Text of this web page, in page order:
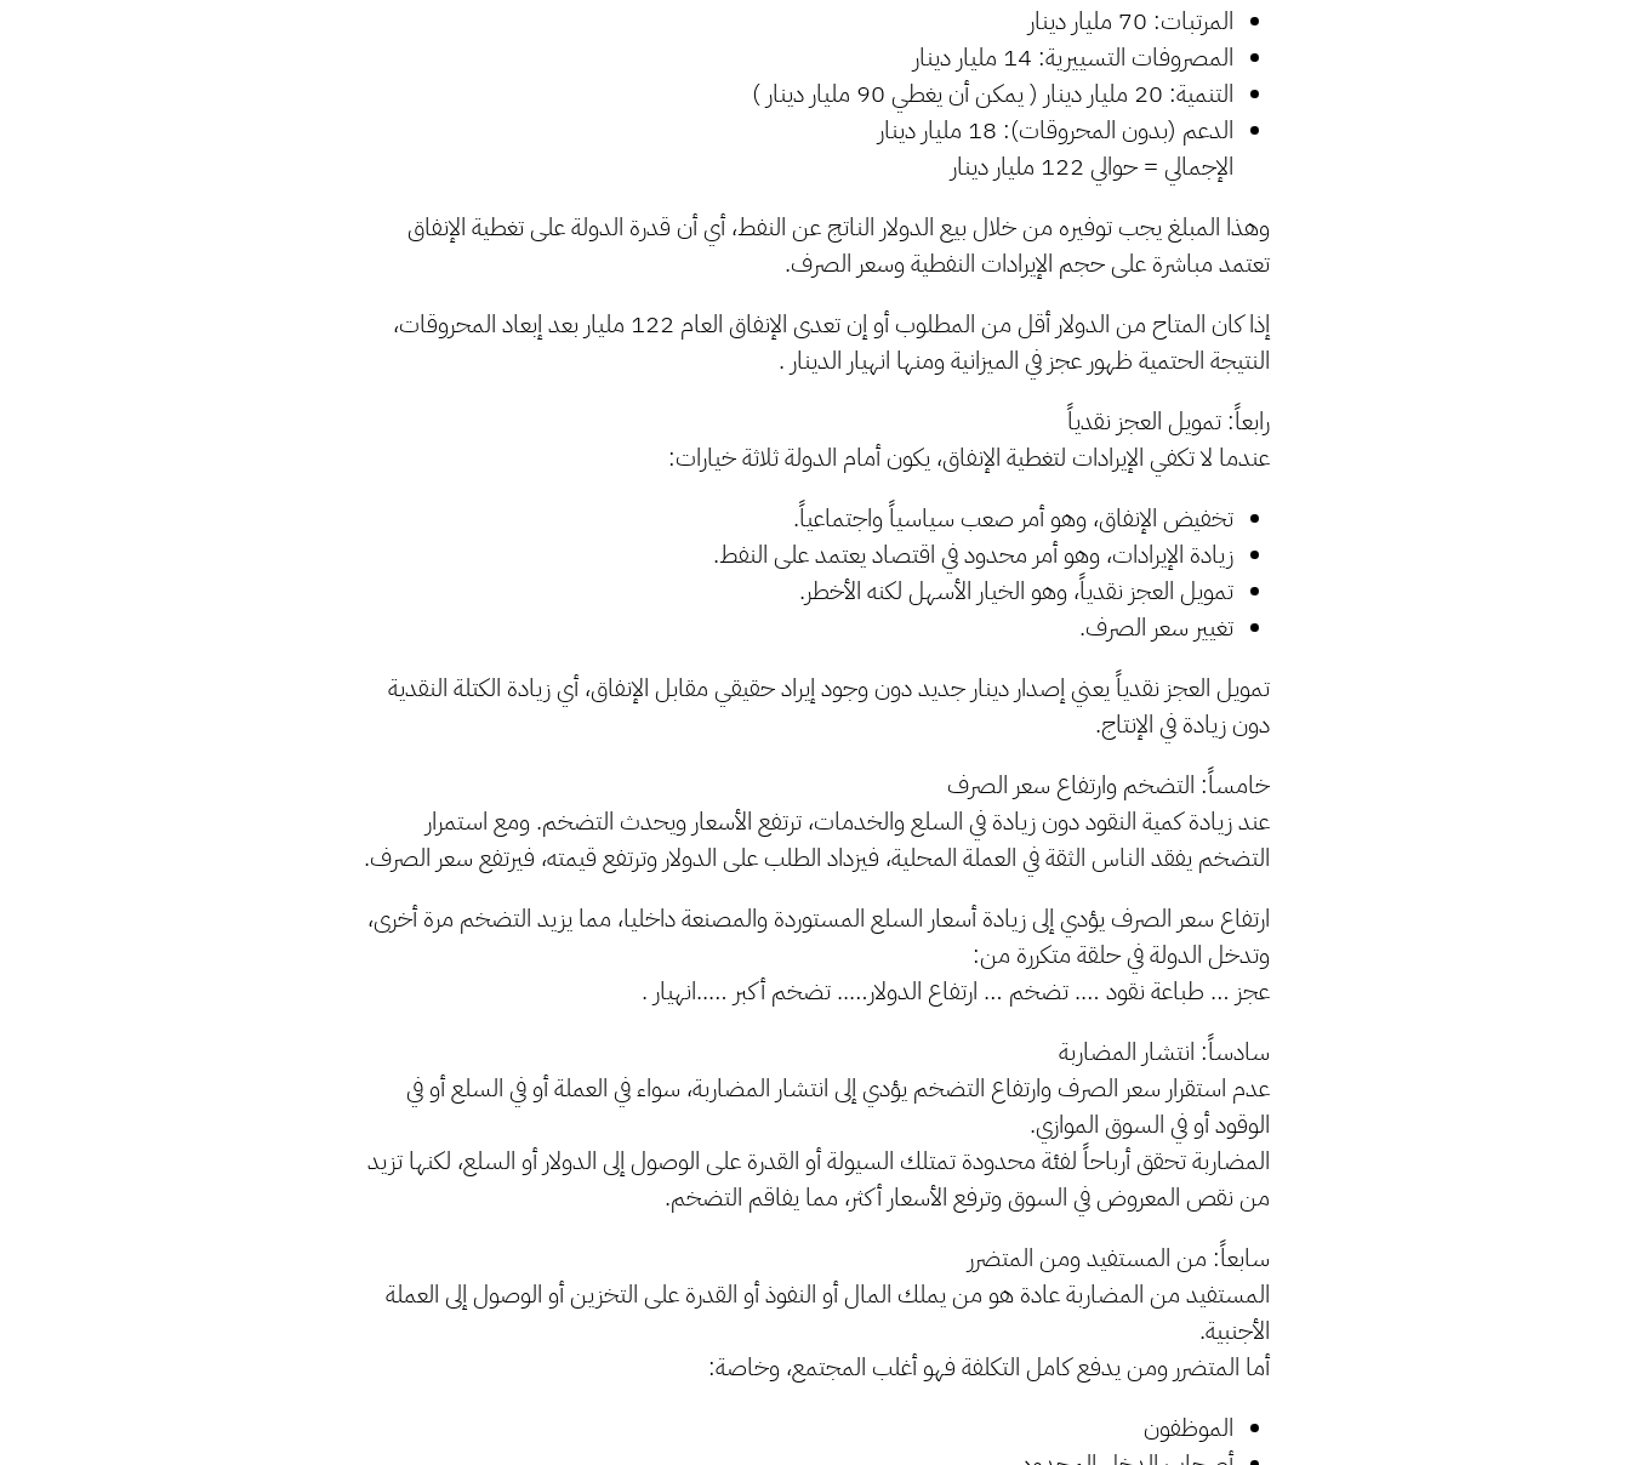
المرتبات: 70 مليار دينار
المصروفات التسييرية: 14 مليار دينار
التنمية: 20 مليار دينار ( يمكن أن يغطي 90 مليار دينار )
الدعم (بدون المحروقات): 18 مليار دينار
الإجمالي = حوالي 122 مليار دينار
وهذا المبلغ يجب توفيره من خلال بيع الدولار الناتج عن النفط، أي أن قدرة الدولة على تغطية الإنفاق
تعتمد مباشرة على حجم الإيرادات النفطية وسعر الصرف.
إذا كان المتاح من الدولار أقل من المطلوب أو إن تعدى الإنفاق العام 122 مليار بعد إبعاد المحروقات،
النتيجة الحتمية ظهور عجز في الميزانية ومنها انهيار الدينار .
رابعاً: تمويل العجز نقدياً
عندما لا تكفي الإيرادات لتغطية الإنفاق، يكون أمام الدولة ثلاثة خيارات:
تخفيض الإنفاق، وهو أمر صعب سياسياً واجتماعياً.
زيادة الإيرادات، وهو أمر محدود في اقتصاد يعتمد على النفط.
تمويل العجز نقدياً، وهو الخيار الأسهل لكنه الأخطر.
تغيير سعر الصرف.
تمويل العجز نقدياً يعني إصدار دينار جديد دون وجود إيراد حقيقي مقابل الإنفاق، أي زيادة الكتلة النقدية
دون زيادة في الإنتاج.
خامساً: التضخم وارتفاع سعر الصرف
عند زيادة كمية النقود دون زيادة في السلع والخدمات، ترتفع الأسعار ويحدث التضخم. ومع استمرار
التضخم يفقد الناس الثقة في العملة المحلية، فيزداد الطلب على الدولار وترتفع قيمته، فيرتفع سعر الصرف.
ارتفاع سعر الصرف يؤدي إلى زيادة أسعار السلع المستوردة والمصنعة داخليا، مما يزيد التضخم مرة أخرى،
وتدخل الدولة في حلقة متكررة من:
عجز … طباعة نقود …. تضخم … ارتفاع الدولار….. تضخم أكبر …..انهيار .
سادساً: انتشار المضاربة
عدم استقرار سعر الصرف وارتفاع التضخم يؤدي إلى انتشار المضاربة، سواء في العملة أو في السلع أو في
الوقود أو في السوق الموازي.
المضاربة تحقق أرباحاً لفئة محدودة تمتلك السيولة أو القدرة على الوصول إلى الدولار أو السلع، لكنها تزيد
من نقص المعروض في السوق وترفع الأسعار أكثر، مما يفاقم التضخم.
سابعاً: من المستفيد ومن المتضرر
المستفيد من المضاربة عادة هو من يملك المال أو النفوذ أو القدرة على التخزين أو الوصول إلى العملة
الأجنبية.
أما المتضرر ومن يدفع كامل التكلفة فهو أغلب المجتمع، وخاصة:
الموظفون